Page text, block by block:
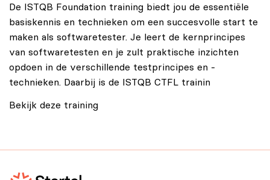
De ISTQB Foundation training biedt jou de essentiële
basiskennis en technieken om een succesvolle start te
maken als softwaretester. Je leert de kernprincipes
van softwaretesten en je zult praktische inzichten
opdoen in de verschillende testprincipes en -
technieken. Daarbij is de ISTQB CTFL trainin
Bekijk deze training